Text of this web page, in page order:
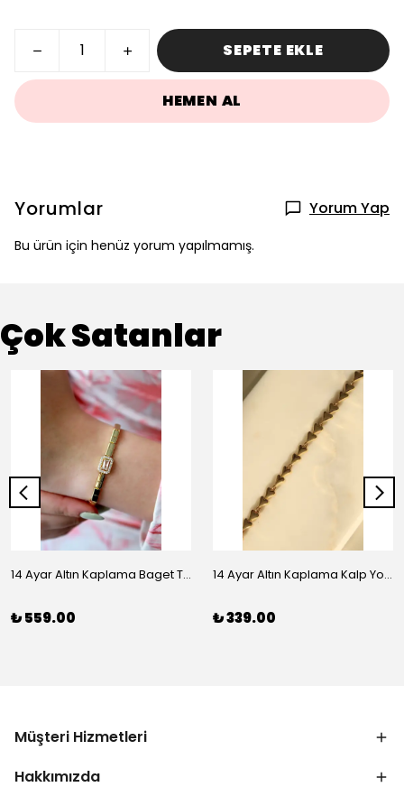
SEPETE EKLE
HEMEN AL
Yorumlar Yorum Yap
Bu ürün için henüz yorum yapılmamış.
Çok Satanlar
14 Ayar Altın Kaplama Baget Taşlı Vip Bileklik
₺ 559.00
14 Ayar Altın Kaplama Kalp Yolu Bileklik
₺ 339.00
Müşteri Hizmetleri
Hakkımızda